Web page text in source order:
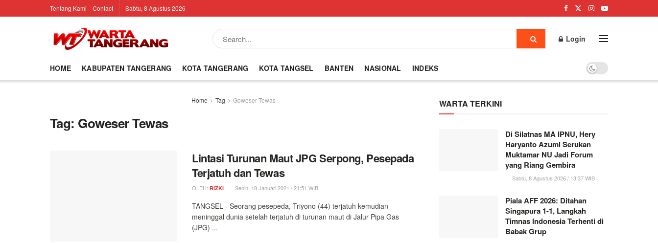
Tentang Kami Contact Sabtu, 8 Agustus 2026
Login
HOME KABUPATEN TANGERANG KOTA TANGERANG KOTA TANGSEL BANTEN NASIONAL INDEKS
Home Tag Goweser Tewas
Tag: Goweser Tewas
Lintasi Turunan Maut JPG Serpong, Pesepada
Terjatuh dan Tewas
OLEH: RIZKI Senin, 18 Januari 2021 / 21:51 WIB
TANGSEL - Seorang pesepeda, Triyono (44) terjatuh kemudian
meninggal dunia setelah terjatuh di turunan maut di Jalur Pipa Gas
(JPG) ...
WARTA TERKINI
Di Silatnas MA IPNU, Hery
Haryanto Azumi Serukan
Muktamar NU Jadi Forum
yang Riang Gembira
Sabtu, 8 Agustus 2026 / 13:37 WIB
Piala AFF 2026: Ditahan
Singapura 1-1, Langkah
Timnas Indonesia Terhenti di
Babak Grup